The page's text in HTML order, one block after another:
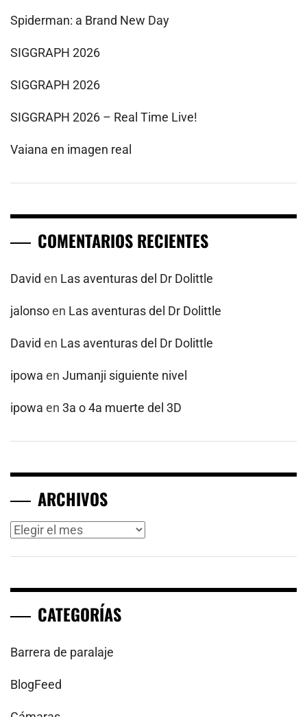
Spiderman: a Brand New Day
SIGGRAPH 2026
SIGGRAPH 2026
SIGGRAPH 2026 – Real Time Live!
Vaiana en imagen real
COMENTARIOS RECIENTES
David en Las aventuras del Dr Dolittle
jalonsoen Las aventuras del Dr Dolittle
David en Las aventuras del Dr Dolittle
ipowa en Jumanji siguiente nivel
ipowa en 3a o 4a muerte del 3D
ARCHIVOS
Archivos
CATEGORÍAS
Barrera de paralaje
BlogFeed